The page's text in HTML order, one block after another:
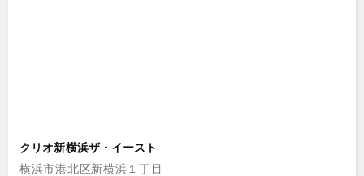
クリオ新横浜ザ・イースト
横浜市港北区新横浜１丁目